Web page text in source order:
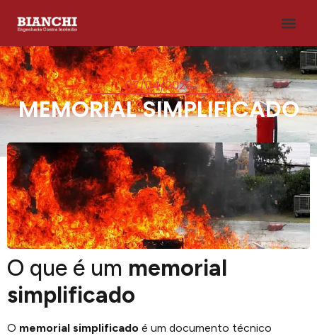
07/04/2026
MEMORIAL SIMPLIFICADO
O que é um memorial
simplificado
O memorial simplificado é um documento técnico